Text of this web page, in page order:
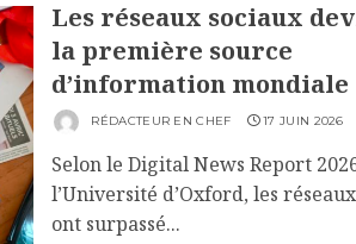
Les réseaux sociaux
la première source
d’information mondiale
RÉDACTEUR EN CHEF 17 JUIN 2026
Selon le Digital News Report
l’Université d’Oxford, les
ont surpassé...